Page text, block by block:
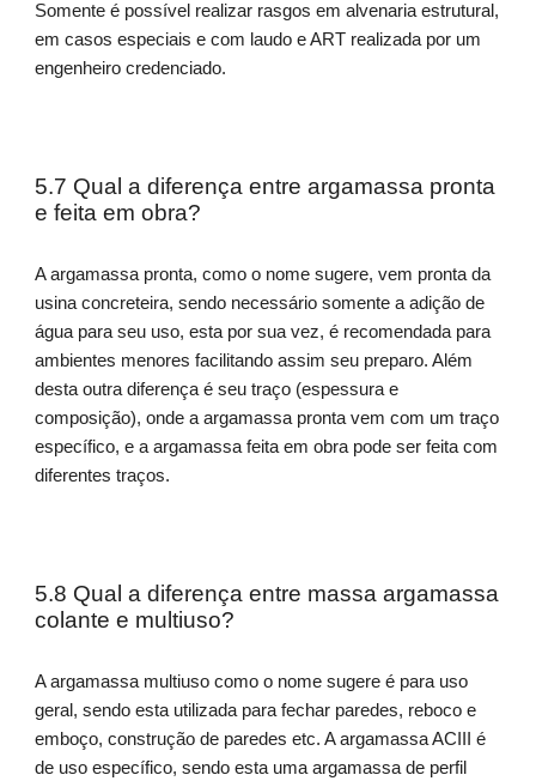
Somente é possível realizar rasgos em alvenaria estrutural,
em casos especiais e com laudo e ART realizada por um
engenheiro credenciado.
5.7 Qual a diferença entre argamassa pronta
e feita em obra?
A argamassa pronta, como o nome sugere, vem pronta da
usina concreteira, sendo necessário somente a adição de
água para seu uso, esta por sua vez, é recomendada para
ambientes menores facilitando assim seu preparo. Além
desta outra diferença é seu traço (espessura e
composição), onde a argamassa pronta vem com um traço
específico, e a argamassa feita em obra pode ser feita com
diferentes traços.
5.8 Qual a diferença entre massa argamassa
colante e multiuso?
A argamassa multiuso como o nome sugere é para uso
geral, sendo esta utilizada para fechar paredes, reboco e
emboço, construção de paredes etc. A argamassa ACIII é
de uso específico, sendo esta uma argamassa de perfil